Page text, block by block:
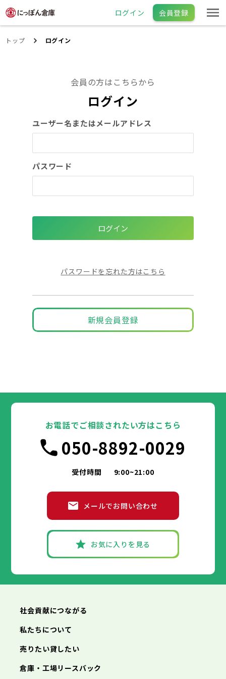
ログイン 会員登録
トップ ログイン
会員の方はこちらから
ログイン
ユーザー名またはメールアドレス
パスワード
パスワードを忘れた方はこちら
新規会員登録
お電話でご相談されたい方はこちら
050-8892-0029
受付時間 9:00~21:00
メールでお問い合わせ
お気に入りを見る
社会貢献につながる
私たちについて
売りたい貸したい
倉庫・工場リースバック